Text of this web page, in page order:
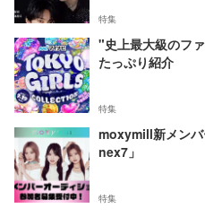
特集
"史上最大級のフ
たっぷり紹介
特集
moxymill新メン
nex7」
特集